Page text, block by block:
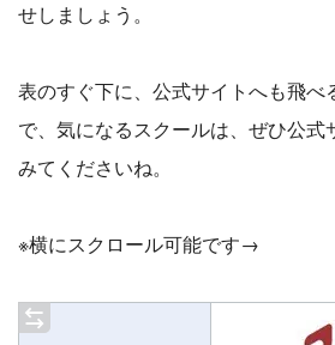
せしましょう。
表のすぐ下に、公式サイトへも飛べ
で、気になるスクールは、ぜひ公式
みてくださいね。
※横にスクロール可能です→